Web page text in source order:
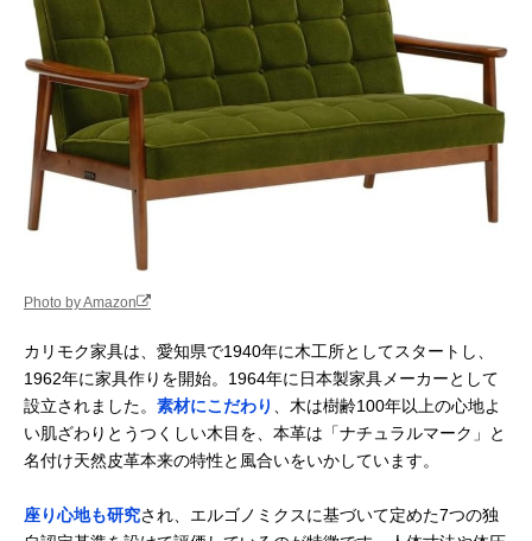
Photo by Amazon
カリモク家具は、愛知県で1940年に木工所としてスタートし、
1962年に家具作りを開始。1964年に日本製家具メーカーとして
設立されました。 素材にこだわり
、木は樹齢100年以上の心地よ
い肌ざわりとうつくしい木目を、本革は「ナチュラルマーク」と
名付け天然皮革本来の特性と風合いをいかしています。
座り心地も研究され、エルゴノミクスに基づいて定めた7つの独